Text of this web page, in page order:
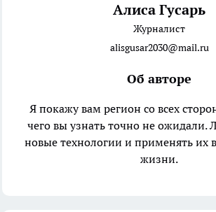
Алиса Гусарь
Журналист
alisgusar2030@mail.ru
Об авторе
Я покажу вам регион со всех
чего вы узнать точно не ожидали.
новые технологии и применять их
жизни.